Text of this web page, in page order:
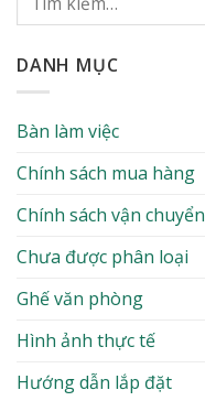
DANH MỤC
Bàn làm việc
Chính sách mua hàng
Chính sách vận chuyển
Chưa được phân loại
Ghế văn phòng
Hình ảnh thực tế
Hướng dẫn lắp đặt